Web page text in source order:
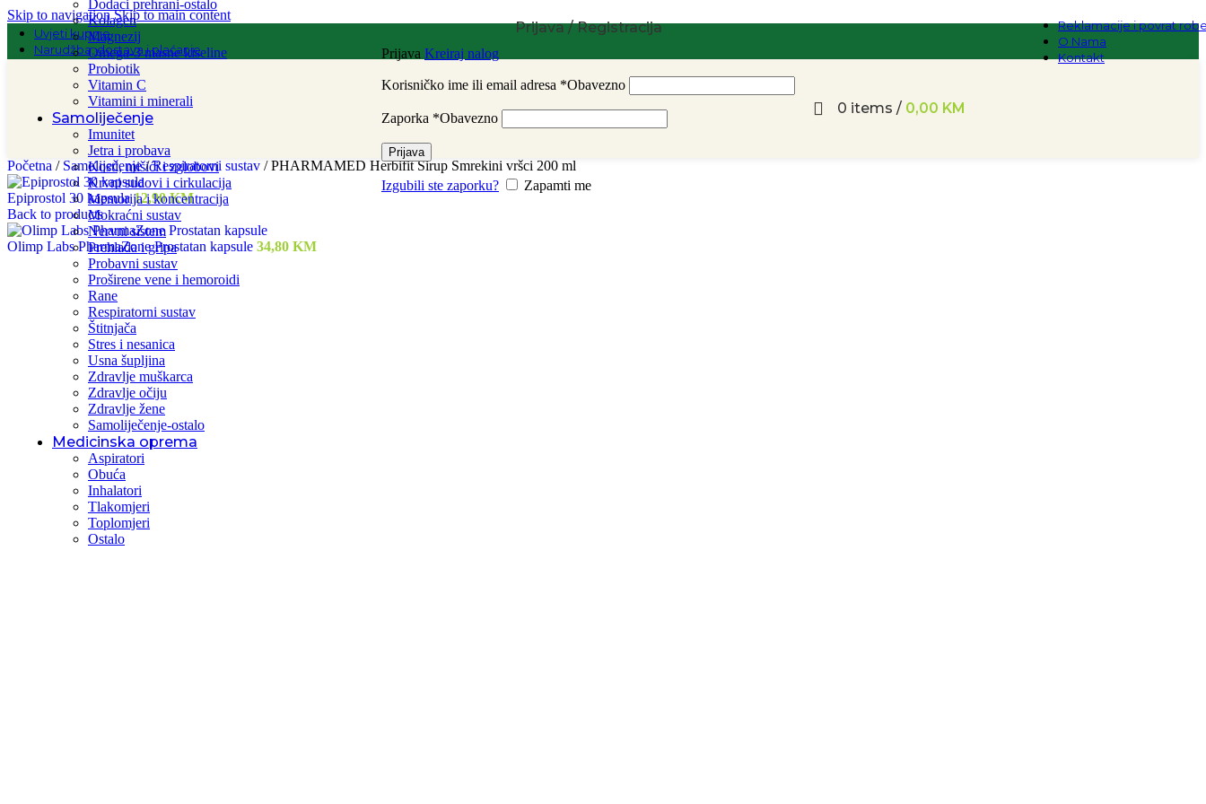
Skip to navigationSkip to main content
Uvjeti kupnje
Narudžba, dostava i plaćanje
Reklamacije i povrat
O Nama
Kontakt
Dodaci prehrani-ostalo
Kolagen
Magnezij
Omega-3 masne kiseline
Probiotik
Vitamin C
Vitamini i minerali
Samoliječenje
Imunitet
Jetra i probava
Kosti, mišići i zglobovi
Krvni sudovi i cirkulacija
Memorija i koncentracija
Mokraćni sustav
Nervni sistem
Prehlada i gripa
Probavni sustav
Proširene vene i hemoroidi
Rane
Respiratorni sustav
Štitnjača
Stres i nesanica
Usna šupljina
Zdravlje muškarca
Zdravlje očiju
Zdravlje žene
Samoliječenje-ostalo
Medicinska oprema
Aspiratori
Obuća
Inhalatori
Tlakomjeri
Toplomjeri
Ostalo
Prijava / Registracija
Prijava Kreiraj nalog
Korisničko ime ili email adresa *Obavezno
Zaporka *Obavezno
Prijava
Izgubili ste zaporku? Zapamti me
0 items / 0,00 KM
Početna / Samoliječenje/ Respiratorni sustav / PHARMAMED Herbifit Sirup Smrekini vršci 200 ml
Epiprostol 30 kapsula12,90KM
Back to products
Olimp Labs PharmaZone Prostatan kapsule 34,80 KM